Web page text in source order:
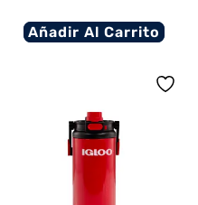
Añadir Al Carrito